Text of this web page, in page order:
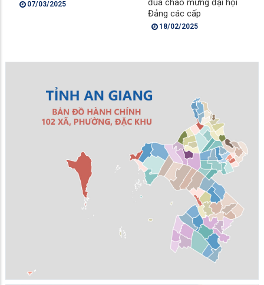
07/03/2025
đua chào mừng đại hội
Đảng các cấp
18/02/2025